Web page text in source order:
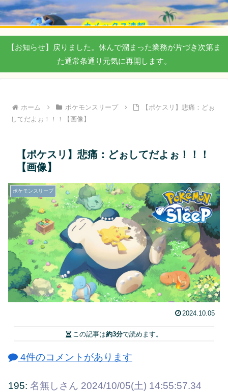
【お知らせ】戻りました。休んで溜まった業務が片づき次第ま
た通常条通り元気に再開します。
ホーム ポケモンスリープ
【ポケスリ】悲痛：どぉ
してだよぉ！！！【画像】
【ポケスリ】悲痛：どぉしてだよぉ！！！
【画像】
ポケモンスリープ
2024.10.05
この記事は約3分で読めます。
4件のコメントがあります
195: 名無しさん 2024/10/05(土) 14:55:57.34